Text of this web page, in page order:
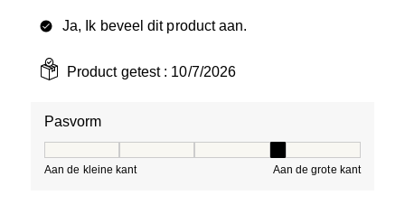
Ja, Ik beveel dit product aan.
Product getest : 10/7/2026
Pasvorm
Aan de kleine kant Aan de grote kant